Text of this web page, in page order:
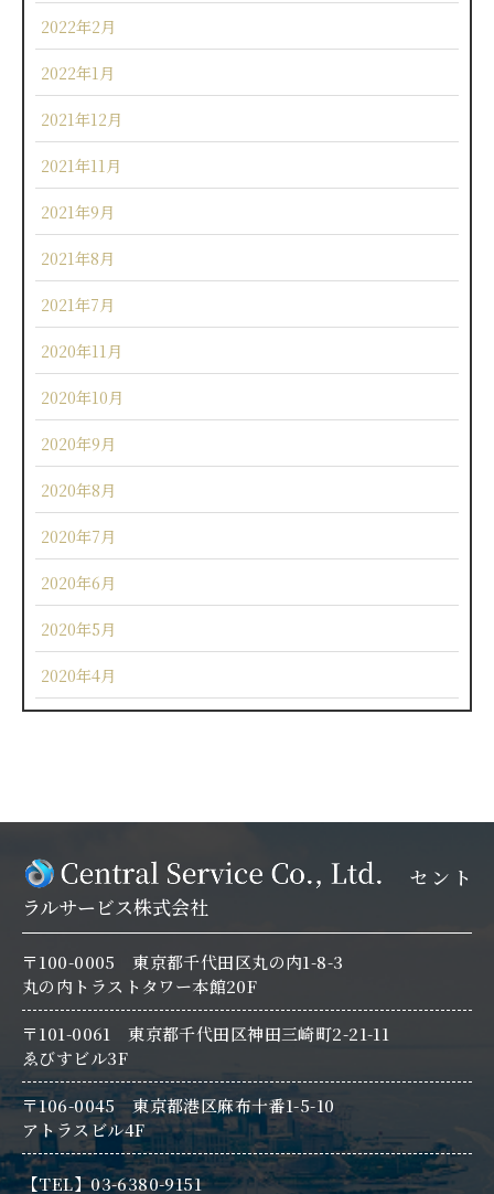
2022年2月
2022年1月
2021年12月
2021年11月
2021年9月
2021年8月
2021年7月
2020年11月
2020年10月
2020年9月
2020年8月
2020年7月
2020年6月
2020年5月
2020年4月
セント
ラルサービス株式会社
〒100-0005 東京都千代田区丸の内1-8-3
丸の内トラストタワー本館20F
〒101-0061 東京都千代田区神田三崎町2-21-11
ゑびすビル3F
〒106-0045 東京都港区麻布十番1-5-10
アトラスビル4F
【TEL】03-6380-9151